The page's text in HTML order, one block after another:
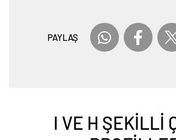
PAYLAŞ
I VE H ŞEKİLLİ